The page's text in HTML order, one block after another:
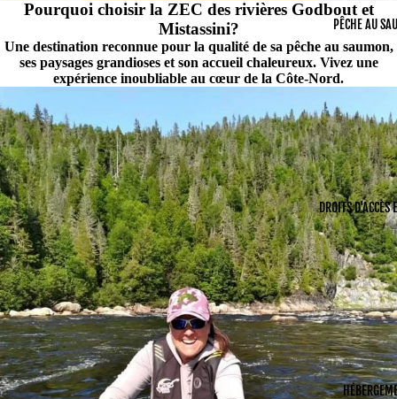
PÊCHE AU
DROITS D'ACCÈS
Pourquoi choisir la ZEC des rivières Godbout et
Mistassini?
Une destination reconnue pour la qualité de sa pêche au saumon,
ses paysages grandioses et son accueil chaleureux. Vivez une
expérience inoubliable au cœur de la Côte-Nord.